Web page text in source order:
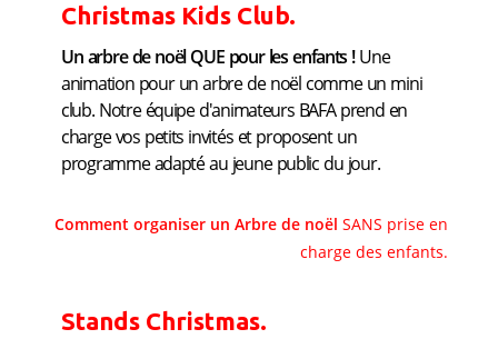
Christmas Kids Club.
Un arbre de noël QUE pour les enfants !Une
animation pour un arbre de noël comme un mini
club. Notre équipe d'animateurs BAFA prend en
charge vos petits invités et proposent un
programme adapté au jeune public du jour.
Comment organiser un Arbre de noël SANS prise en
charge des enfants.
Stands Christmas.